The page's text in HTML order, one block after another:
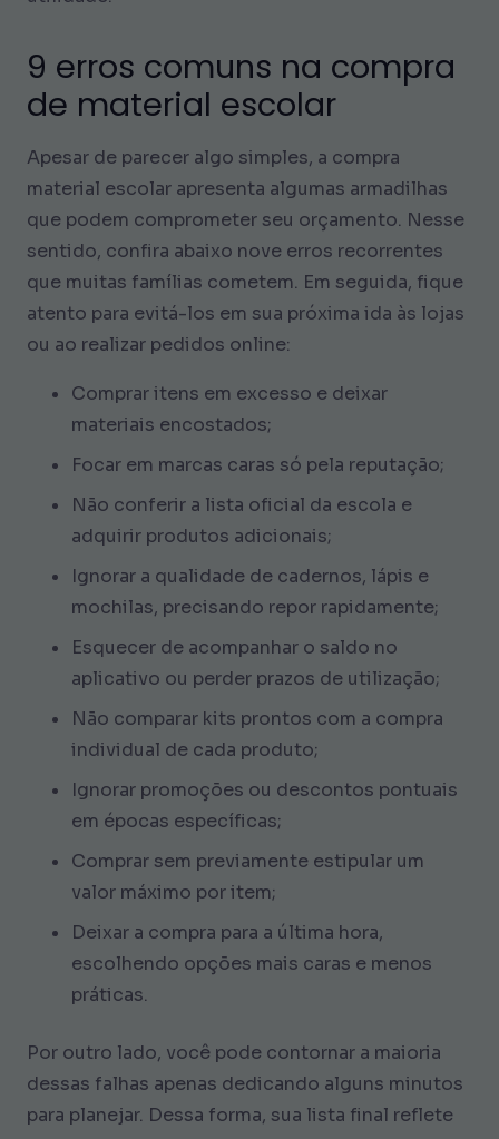
9 erros comuns na compra
de material escolar
Apesar de parecer algo simples, a compra
material escolar apresenta algumas armadilhas
que podem comprometer seu orçamento. Nesse
sentido, confira abaixo nove erros recorrentes
que muitas famílias cometem. Em seguida, fique
atento para evitá-los em sua próxima ida às lojas
ou ao realizar pedidos online:
Comprar itens em excesso e deixar
materiais encostados;
Focar em marcas caras só pela reputação;
Não conferir a lista oficial da escola e
adquirir produtos adicionais;
Ignorar a qualidade de cadernos, lápis e
mochilas, precisando repor rapidamente;
Esquecer de acompanhar o saldo no
aplicativo ou perder prazos de utilização;
Não comparar kits prontos com a compra
individual de cada produto;
Ignorar promoções ou descontos pontuais
em épocas específicas;
Comprar sem previamente estipular um
valor máximo por item;
Deixar a compra para a última hora,
escolhendo opções mais caras e menos
práticas.
Por outro lado, você pode contornar a maioria
dessas falhas apenas dedicando alguns minutos
para planejar. Dessa forma, sua lista final reflete